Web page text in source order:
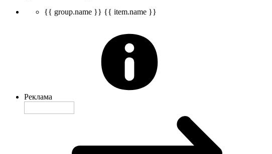
{{ group.name }} {{ item.name }}
Реклама